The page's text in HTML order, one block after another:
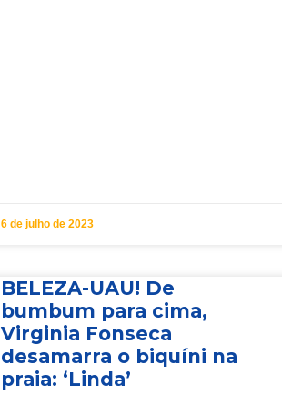
6 de julho de 2023
BELEZA-UAU! De
bumbum para cima,
Virginia Fonseca
desamarra o biquíni na
praia: ‘Linda’